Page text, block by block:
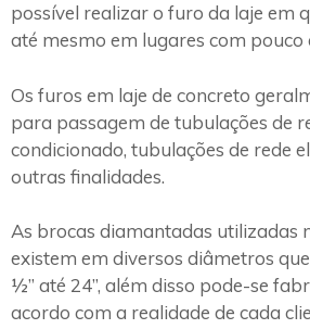
possível realizar o furo da laje em
até mesmo em lugares com pouco
Os furos em laje de concreto
para passagem de tubulações de
condicionado, tubulações de rede
outras finalidades.
As brocas diamantadas utilizadas
existem em diversos diâmetros
½” até 24”, além disso pode-se
acordo com a realidade de cada